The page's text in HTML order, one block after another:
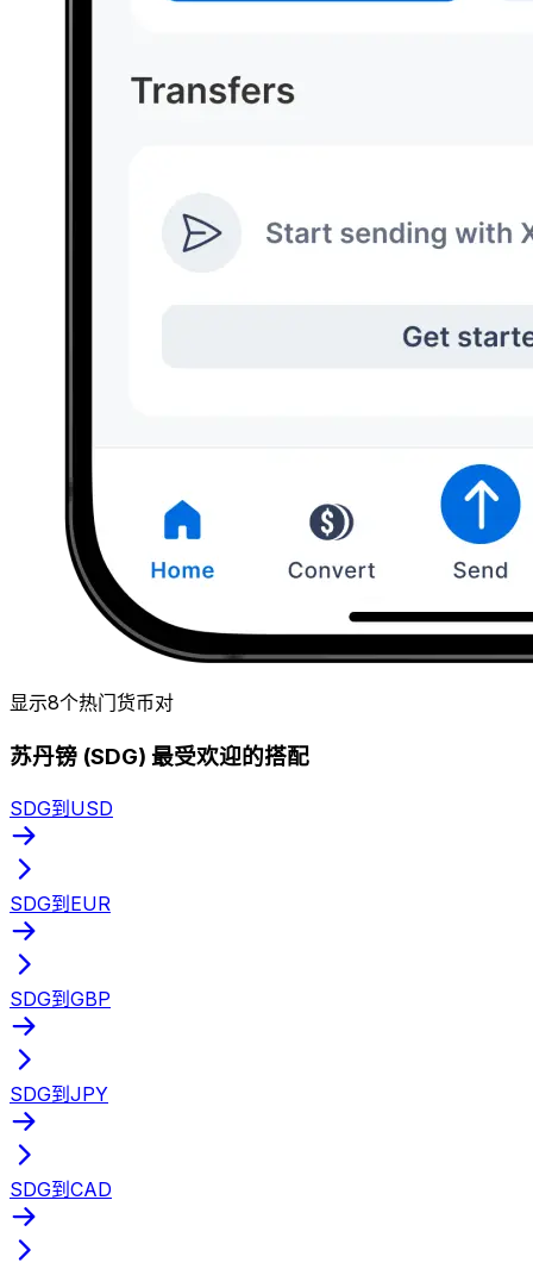
显示8个热门货币对
苏丹镑 (SDG) 最受欢迎的搭配
SDG到USD
SDG到EUR
SDG到GBP
SDG到JPY
SDG到CAD